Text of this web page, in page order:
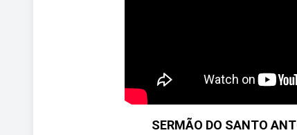
SERMÃO DO SANTO